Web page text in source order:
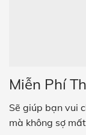
Miễn Phí
Sẽ giúp bạn vui
mà không sợ